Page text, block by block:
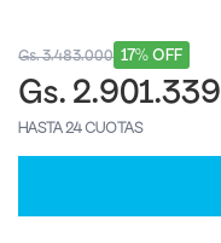
17% OFF
Gs. 3.483.000
Gs. 2.901.339
HASTA 24 CUOTAS